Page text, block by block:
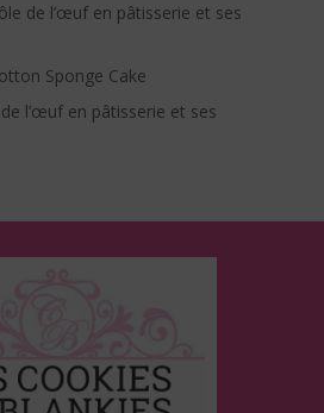
de l’œuf en pâtisserie et ses
Sponge Cake
l’œuf en pâtisserie et ses